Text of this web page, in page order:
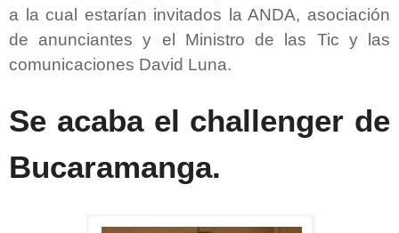
a la cual estarían invitados la ANDA, asociación
de anunciantes y el Ministro de las Tic y las
comunicaciones David Luna.
Se acaba el challenger de
Bucaramanga.